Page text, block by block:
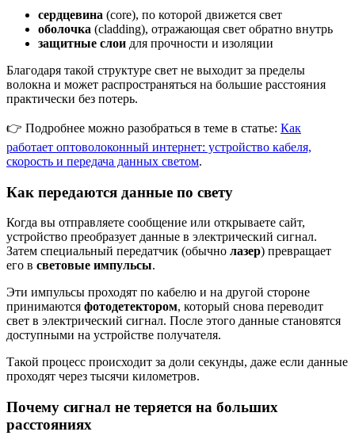
сердцевина (core), по которой движется свет
оболочка (cladding), отражающая свет обратно внутрь
защитные слои для прочности и изоляции
Благодаря такой структуре свет не выходит за пределы
волокна и может распространяться на большие расстояния
практически без потерь.
👉 Подробнее можно разобраться в теме в статье: Как
работает оптоволоконный интернет: устройство кабеля,
скорость и передача данных светом.
Как передаются данные по свету
Когда вы отправляете сообщение или открываете сайт,
устройство преобразует данные в электрический сигнал.
Затем специальный передатчик (обычно лазер) превращает
его в световые импульсы.
Эти импульсы проходят по кабелю и на другой стороне
принимаются фотодетектором, который снова переводит
свет в электрический сигнал. После этого данные становятся
доступными на устройстве получателя.
Такой процесс происходит за доли секунды, даже если данные
проходят через тысячи километров.
Почему сигнал не теряется на больших
расстояниях